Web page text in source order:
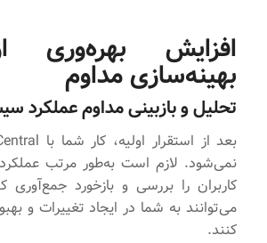
افزایش بهره‌وری
بهینه‌سازی مداوم
تحلیل و بازبینی مداوم عملکرد
نمی‌شود. لازم است به‌طور مرتب
کاربران را بررسی و بازخورد جمع‌آوری
می‌توانند به شما در ایجاد تغییرات و
کنند.